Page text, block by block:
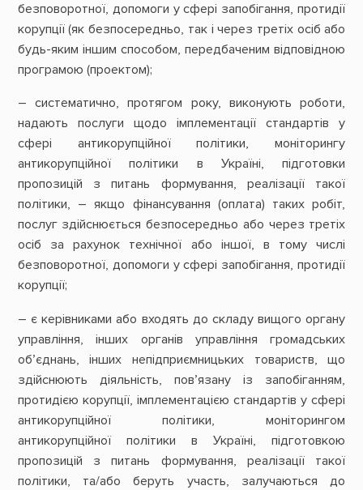
безповоротної, допомоги у сфері запобігання, протидії
корупції (як безпосередньо, так і через третіх осіб або
будь-яким іншим способом, передбаченим відповідною
програмою (проектом);
– систематично, протягом року, виконують роботи,
надають послуги щодо імплементації стандартів у
сфері антикорупційної політики, моніторингу
антикорупційної політики в Україні, підготовки
пропозицій з питань формування, реалізації такої
політики, – якщо фінансування (оплата) таких робіт,
послуг здійснюється безпосередньо або через третіх
осіб за рахунок технічної або іншої, в тому числі
безповоротної, допомоги у сфері запобігання, протидії
корупції;
– є керівниками або входять до складу вищого органу
управління, інших органів управління громадських
об’єднань, інших непідприємницьких товариств, що
здійснюють діяльність, пов’язану із запобіганням,
протидією корупції, імплементацією стандартів у сфері
антикорупційної політики, моніторингом
антикорупційної політики в Україні, підготовкою
пропозицій з питань формування, реалізації такої
політики, та/або беруть участь, залучаються до